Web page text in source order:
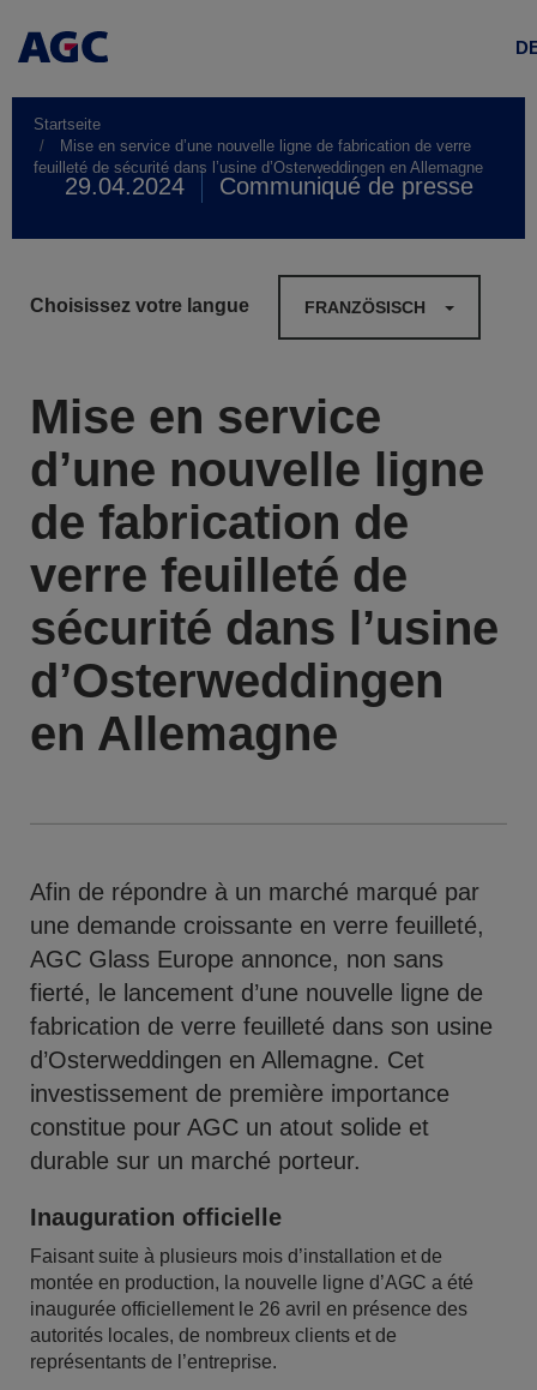
Startseite
Mise en service d’une nouvelle ligne de fabrication de verre
feuilleté de sécurité dans l’usine d’Osterweddingen en Allemagne
29.04.2024 Communiqué de presse
Choisissez votre langue FRANZÖSISCH
Mise en service
d’une nouvelle ligne
de fabrication de
verre feuilleté de
sécurité dans l’usine
d’Osterweddingen
en Allemagne
Afin de répondre à un marché marqué par
une demande croissante en verre feuilleté,
AGC Glass Europe annonce, non sans
fierté, le lancement d’une nouvelle ligne de
fabrication de verre feuilleté dans son usine
d’Osterweddingen en Allemagne. Cet
investissement de première importance
constitue pour AGC un atout solide et
durable sur un marché porteur.
Inauguration officielle
Faisant suite à plusieurs mois d’installation et de
montée en production, la nouvelle ligne d’AGC a été
inaugurée officiellement le 26 avril en présence des
autorités locales, de nombreux clients et de
représentants de l’entreprise.